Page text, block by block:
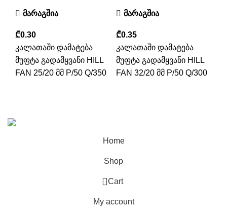
მარაგშია
₾
კალათაში დამატება
მუფტა გადამყვანი HILL
FAN 25/20 მმ P/50 Q/350
მარაგშია
₾
კალათაში დამატება
მუფტა გადამყვანი HILL
FAN 32/20 მმ P/50 Q/300
Home
Shop
0 Cart
My account